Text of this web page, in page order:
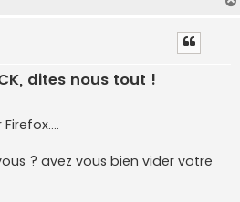
dites nous tout !
? avez vous bien vider votre